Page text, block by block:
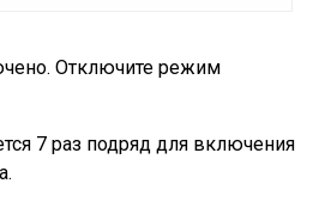
Отключите режим
7 раз подряд для включения